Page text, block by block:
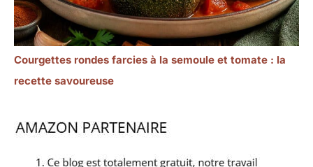
Courgettes rondes farcies à la semoule et tomate : la
recette savoureuse